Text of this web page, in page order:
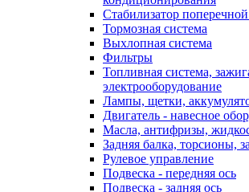
Стабилизатор
Тормозная система
Выхлопная система
Фильтры
Топливная система,
электрооборудование
Лампы, щетки,
Двигатель - навесное
Масла, антифризы,
Задняя балка, торсионы,
Рулевое управление
Подвеска - передняя ось
Подвеска - задняя ось